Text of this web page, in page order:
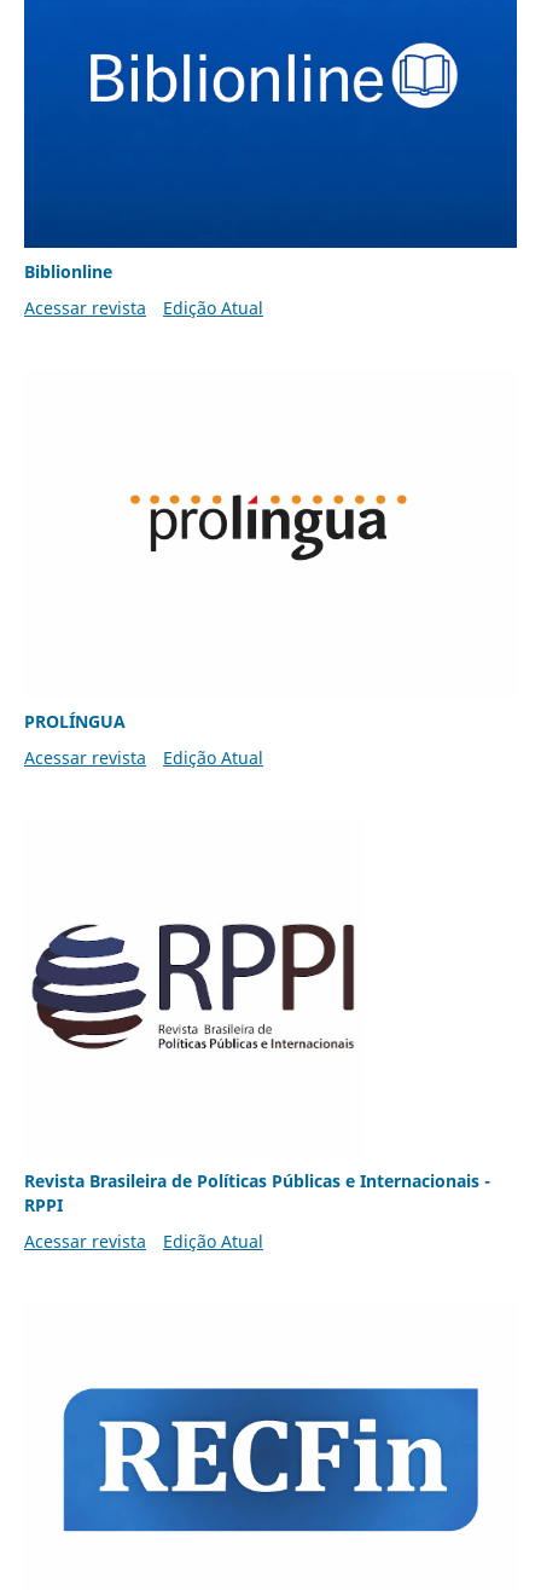
Biblionline
Acessar revista
Edição Atual
PROLÍNGUA
Acessar revista
Edição Atual
Revista Brasileira de Políticas Públicas e Internacionais -
RPPI
Acessar revista
Edição Atual